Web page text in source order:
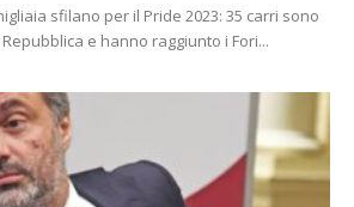
sfilano per il Pride 2023: 35 carri sono
e hanno raggiunto i Fori...